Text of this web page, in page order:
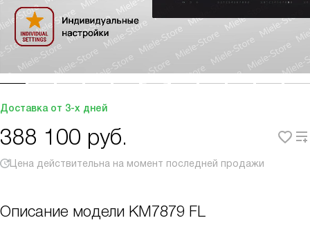
Доставка от 3-х дней
388 100 руб.
Цена действительна на момент последней продажи
Описание модели KM7879 FL